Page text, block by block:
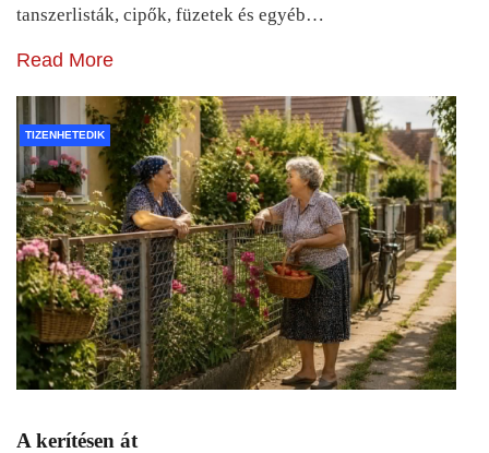
tanszerlisták, cipők, füzetek és egyéb…
Read More
TIZENHETEDIK
A kerítésen át